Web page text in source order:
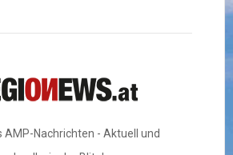
AMP-Nachrichten - Aktuell und